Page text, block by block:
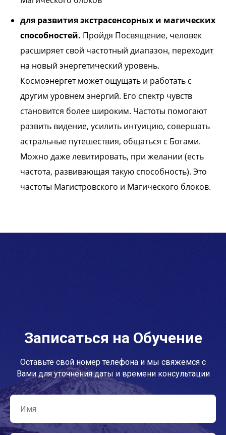
для развития экстрасенсорных и магических
способностей. Пройдя Посвящение, человек
расширяет свой частотный диапазон, переходит
на новый энергетический уровень.
Космоэнергет может ощущать и работать с
другим уровнем энергий. Его спектр чувств
становится более широким. Частоты помогают
развить видение, усилить интуицию, совершать
астральные путешествия, общаться с Богами.
Можно даже левитировать, при желании (есть
частота, развивающая такую способность). Это
частоты Магистровского и Магического блоков.
Записаться на Обучение
Оставьте свой номер телефона и мы свяжемся с
Вами для уточнения даты и времени консультации